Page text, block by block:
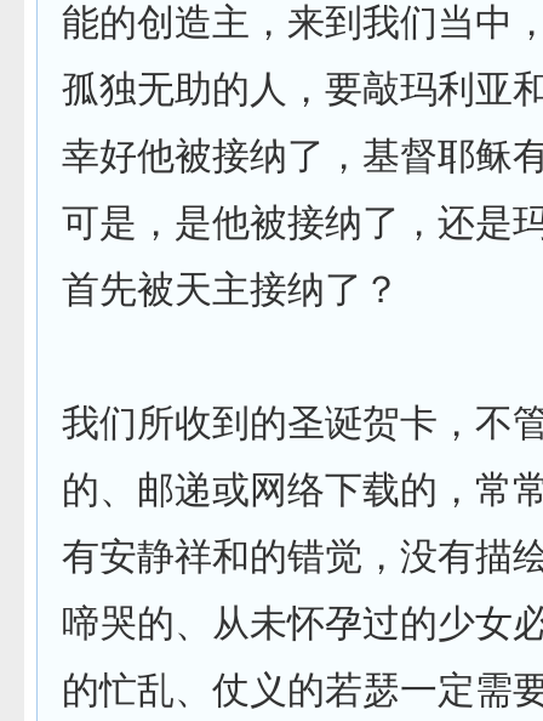
能的创造主，来到我们当中
孤独无助的人，要敲玛利亚
幸好他被接纳了，基督耶稣
可是，是他被接纳了，还是
首先被天主接纳了？
我们所收到的圣诞贺卡，不
的、邮递或网络下载的，常
有安静祥和的错觉，没有描
啼哭的、从未怀孕过的少女
的忙乱、仗义的若瑟一定需